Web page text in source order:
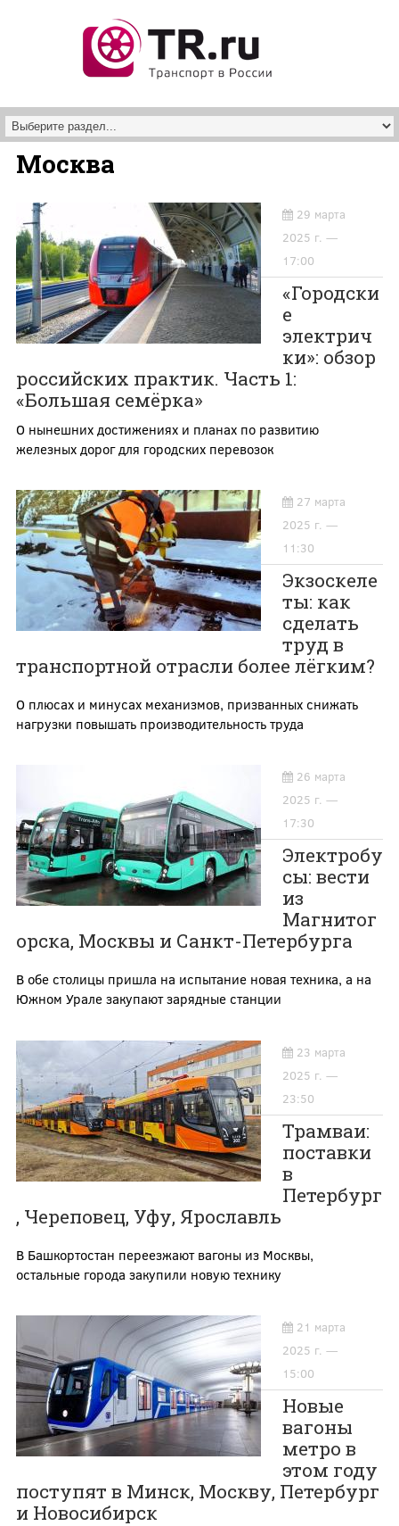
Москва
29 марта
2025 г. —
17:00
«Городски
е
электрич
ки»: обзор
российских практик. Часть 1:
«Большая семёрка»
О нынешних достижениях и планах по развитию
железных дорог для городских перевозок
27 марта
2025 г. —
11:30
Экзоскеле
ты: как
сделать
труд в
транспортной отрасли более лёгким?
О плюсах и минусах механизмов, призванных снижать
нагрузки повышать производительность труда
26 марта
2025 г. —
17:30
Электробу
сы: вести
из
Магнитог
орска, Москвы и Санкт-Петербурга
В обе столицы пришла на испытание новая техника, а на
Южном Урале закупают зарядные станции
23 марта
2025 г. —
23:50
Трамваи:
поставки
в
Петербург
, Череповец, Уфу, Ярославль
В Башкортостан переезжают вагоны из Москвы,
остальные города закупили новую технику
21 марта
2025 г. —
15:00
Новые
вагоны
метро в
этом году
поступят в Минск, Москву, Петербург
и Новосибирск